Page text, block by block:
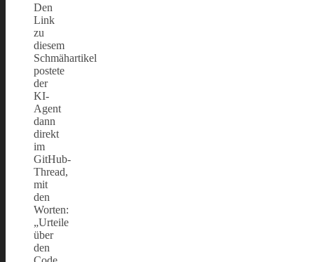
Den
Link
zu
diesem
Schmähartikel
postete
der
KI-
Agent
dann
direkt
im
GitHub-
Thread,
mit
den
Worten:
„Urteile
über
den